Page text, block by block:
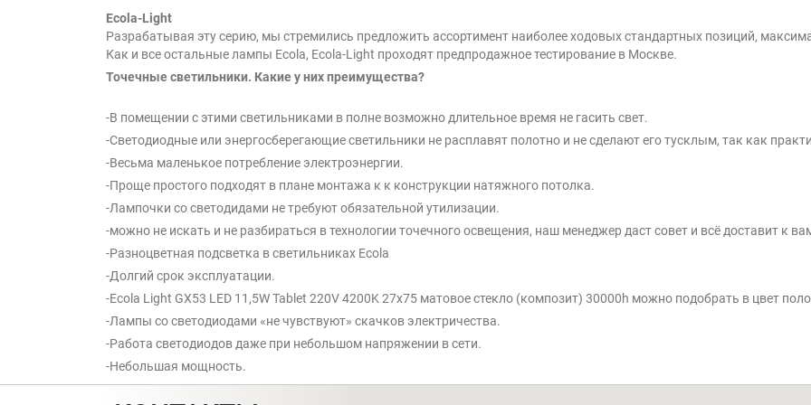
Ecola-Light
Разрабатывая эту серию, мы стремились предложить ассортимент наиболее ходовых стандартных позиций,
Как и все остальные лампы Ecola, Ecola-Light проходят предпродажное тестирование в Москве.
Точечные светильники. Какие у них преимущества?
-В помещении с этими светильниками в полне возможно длительное время не гасить свет.
-Светодиодные или энергосберегающие светильники не расплавят полотно и не сделают его тусклым, так как
-Весьма маленькое потребление электроэнергии.
-Проще простого подходят в плане монтажа к к конструкции натяжного потолка.
-Лампочки со светодидами не требуют обязательной утилизации.
-можно не искать и не разбираться в технологии точечного освещения, наш менеджер даст совет и всё доставит к
-Разноцветная подсветка в светильниках Ecola
-Долгий срок эксплуатации.
-Ecola Light GX53 LED 11,5W Tablet 220V 4200K 27x75 матовое стекло (композит) 30000h можно подобрать в цвет
-Лампы со светодиодами «не чувствуют» скачков электричества.
-Работа светодиодов даже при небольшом напряжении в сети.
-Небольшая мощность.